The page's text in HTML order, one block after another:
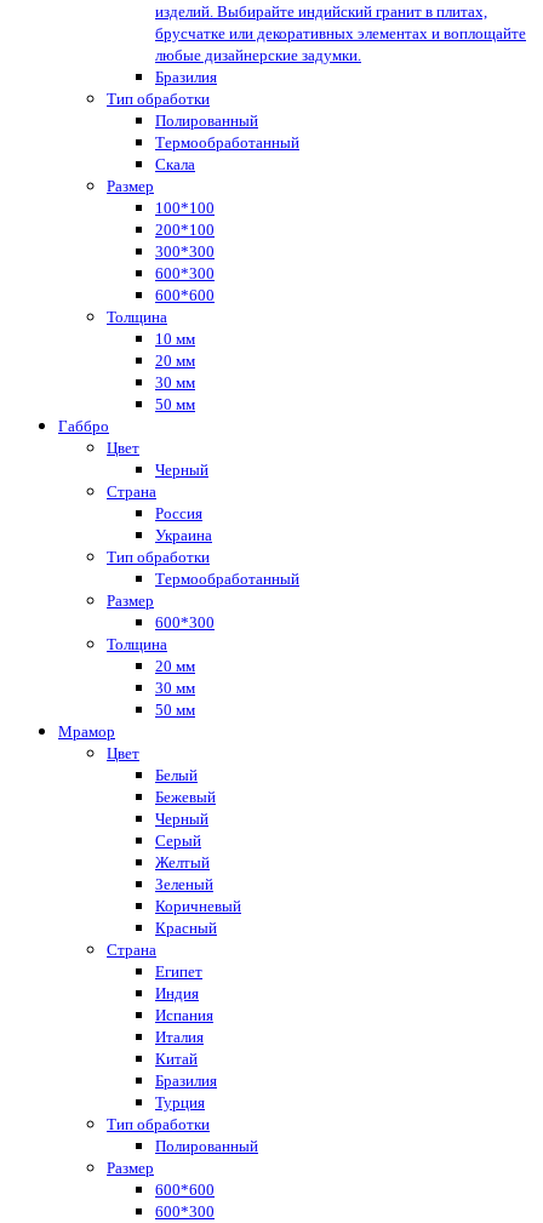
изделий. Выбирайте индийский гранит в плитах,
брусчатке или декоративных элементах и воплощайте
любые дизайнерские задумки.
Бразилия
Тип обработки
Полированный
Термообработанный
Скала
Размер
100*100
200*100
300*300
600*300
600*600
Толщина
10 мм
20 мм
30 мм
50 мм
Габбро
Цвет
Черный
Страна
Россия
Украина
Тип обработки
Термообработанный
Размер
600*300
Толщина
20 мм
30 мм
50 мм
Мрамор
Цвет
Белый
Бежевый
Черный
Серый
Желтый
Зеленый
Коричневый
Красный
Страна
Египет
Индия
Испания
Италия
Китай
Бразилия
Турция
Тип обработки
Полированный
Размер
600*600
600*300